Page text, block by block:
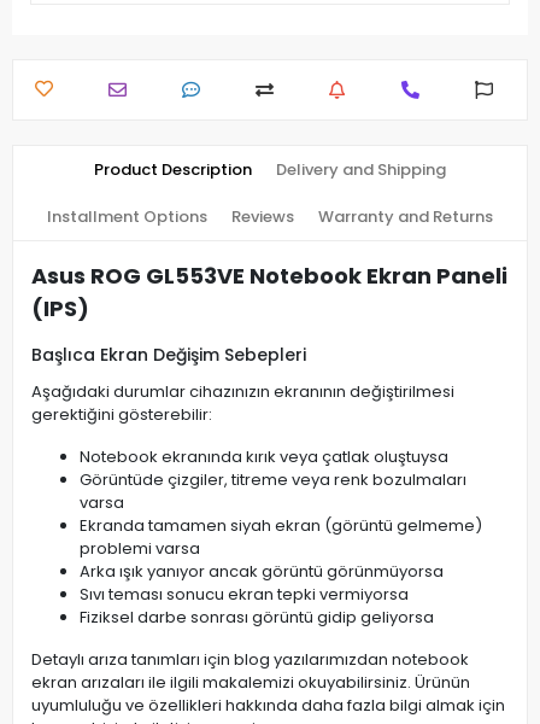
Product Description Delivery and Shipping
Installment Options Reviews Warranty and Returns
Asus ROG GL553VE Notebook Ekran Paneli
(IPS)
Başlıca Ekran Değişim Sebepleri
Aşağıdaki durumlar cihazınızın ekranının değiştirilmesi
gerektiğini gösterebilir:
Notebook ekranında kırık veya çatlak oluştuysa
Görüntüde çizgiler, titreme veya renk bozulmaları
varsa
Ekranda tamamen siyah ekran (görüntü gelmeme)
problemi varsa
Arka ışık yanıyor ancak görüntü görünmüyorsa
Sıvı teması sonucu ekran tepki vermiyorsa
Fiziksel darbe sonrası görüntü gidip geliyorsa
Detaylı arıza tanımları için blog yazılarımızdan notebook
ekran arızaları ile ilgili makalemizi okuyabilirsiniz. Ürünün
uyumluluğu ve özellikleri hakkında daha fazla bilgi almak için